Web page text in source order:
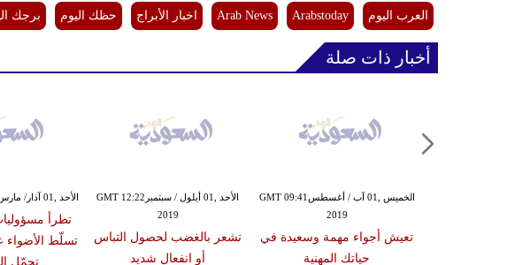
العرب اليوم Arabstoday
Arab News اخبار الأبراج حظك اليوم برجك
أخبار ذات صلة
الأحد ,01 آذار/ مارسGMT 15:02 2020
تطرأ
تسلّط
تحمّل
الأحد ,01 أيلول / سبتمبرGMT 12:22
2019
تشعر بالغضب لحصول التباس
أو انفعال شديد
الخميس ,01 آب / أغسطسGMT 09:41
2019
تعيش أجواء مهمة وسعيدة في
حياتك المهنية